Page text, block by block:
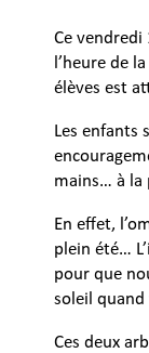
Ce
l’heure de
élèves est
Les enfants
mains… à la
En effet,
plein été…
pour que
soleil quand
Ces deux